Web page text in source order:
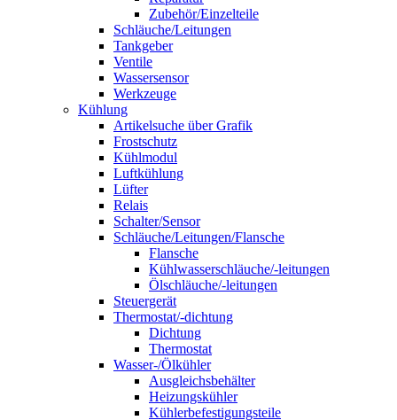
Zubehör/Einzelteile
Schläuche/Leitungen
Tankgeber
Ventile
Wassersensor
Werkzeuge
Kühlung
Artikelsuche über Grafik
Frostschutz
Kühlmodul
Luftkühlung
Lüfter
Relais
Schalter/Sensor
Schläuche/Leitungen/Flansche
Flansche
Kühlwasserschläuche/-leitungen
Ölschläuche/-leitungen
Steuergerät
Thermostat/-dichtung
Dichtung
Thermostat
Wasser-/Ölkühler
Ausgleichsbehälter
Heizungskühler
Kühlerbefestigungsteile